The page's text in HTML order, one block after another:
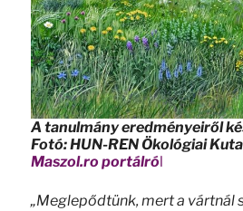
A tanulmány eredményeiről
Fotó: HUN-REN Ökológiai
Maszol.ro portálról
„Meglepődtünk, mert a vártnál